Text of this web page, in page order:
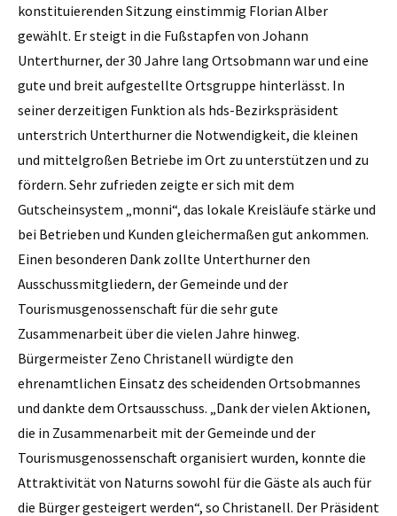
konstituierenden Sitzung einstimmig Florian Alber
gewählt. Er steigt in die Fußstapfen von Johann
Unterthurner, der 30 Jahre lang Ortsobmann war und eine
gute und breit aufgestellte Ortsgruppe hinterlässt. In
seiner derzeitigen Funktion als hds-Bezirkspräsident
unterstrich Unterthurner die Notwendigkeit, die kleinen
und mittelgroßen Betriebe im Ort zu unterstützen und zu
fördern. Sehr zufrieden zeigte er sich mit dem
Gutscheinsystem „monni“, das lokale Kreisläufe stärke und
bei Betrieben und Kunden gleichermaßen gut ankommen.
Einen besonderen Dank zollte Unterthurner den
Ausschussmitgliedern, der Gemeinde und der
Tourismusgenossenschaft für die sehr gute
Zusammenarbeit über die vielen Jahre hinweg.
Bürgermeister Zeno Christanell würdigte den
ehrenamtlichen Einsatz des scheidenden Ortsobmannes
und dankte dem Ortsausschuss. „Dank der vielen Aktionen,
die in Zusammenarbeit mit der Gemeinde und der
Tourismusgenossenschaft organisiert wurden, konnte die
Attraktivität von Naturns sowohl für die Gäste als auch für
die Bürger gesteigert werden“, so Christanell. Der Präsident